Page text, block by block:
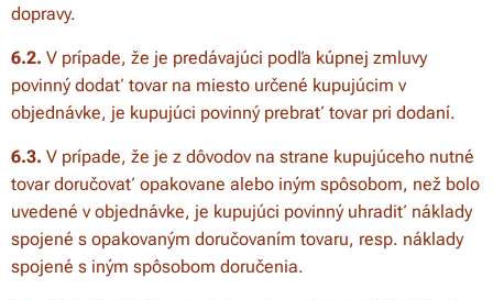
dopravy.
6.2. V prípade, že je predávajúci podľa kúpnej zmluvy
povinný dodať tovar na miesto určené kupujúcim v
objednávke, je kupujúci povinný prebrať tovar pri dodaní.
6.3. V prípade, že je z dôvodov na strane kupujúceho nutné
tovar doručovať opakovane alebo iným spôsobom, než bolo
uvedené v objednávke, je kupujúci povinný uhradiť náklady
spojené s opakovaným doručovaním tovaru, resp. náklady
spojené s iným spôsobom doručenia.